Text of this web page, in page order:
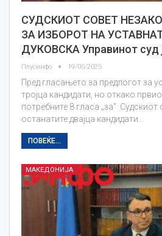
СУДСКИОТ СОВЕТ
ЗА ИЗБОРОТ НА
ДУКОВСКА Управинот суд
Плусинфо 19/05/2025
Пред гласањето за предлогот за
тројца кандидати, но откако
потребните 8 гласа „за“ Судскиот
останатите двајца кандидати…
ПОВЕЌЕ...
МАКЕДОНИЈА